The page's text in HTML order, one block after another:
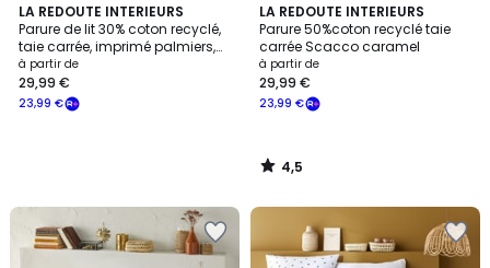
LA REDOUTE INTERIEURS
Parure de lit 30% coton recyclé,
taie carrée, imprimé palmiers,
PARADELA
à partir de
23,99 €
29,99 €
LA REDOUTE INTERIEURS
Parure 50%coton recyclé taie
carrée Scacco caramel
à partir de
23,99 €
29,99 €
4,5
/ 5
4,5
/